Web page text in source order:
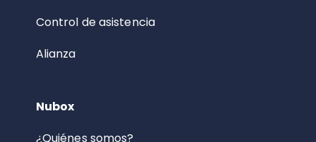
Control de asistencia
Alianza
Nubox
¿Quiénes somos?